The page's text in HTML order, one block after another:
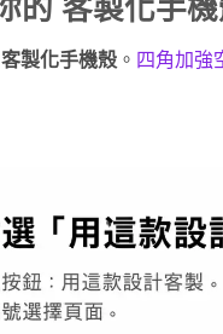
的 客製化手
客製化手機殼 。 四角加強